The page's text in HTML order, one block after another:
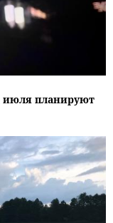
июля планируют